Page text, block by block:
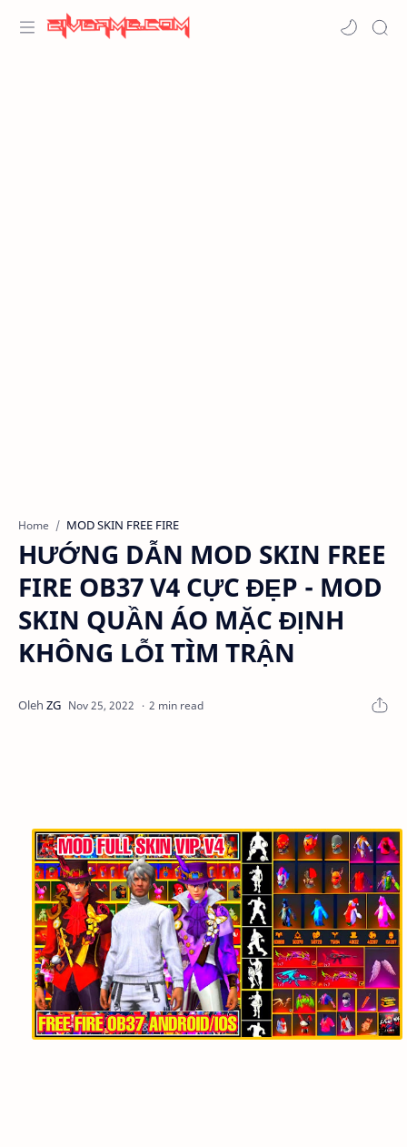
Home MOD SKIN FREE FIRE
HƯỚNG DẪN MOD SKIN FREE
FIRE OB37 V4 CỰC ĐẸP - MOD
SKIN QUẦN ÁO MẶC ĐỊNH
KHÔNG LỖI TÌM TRẬN
2 min read